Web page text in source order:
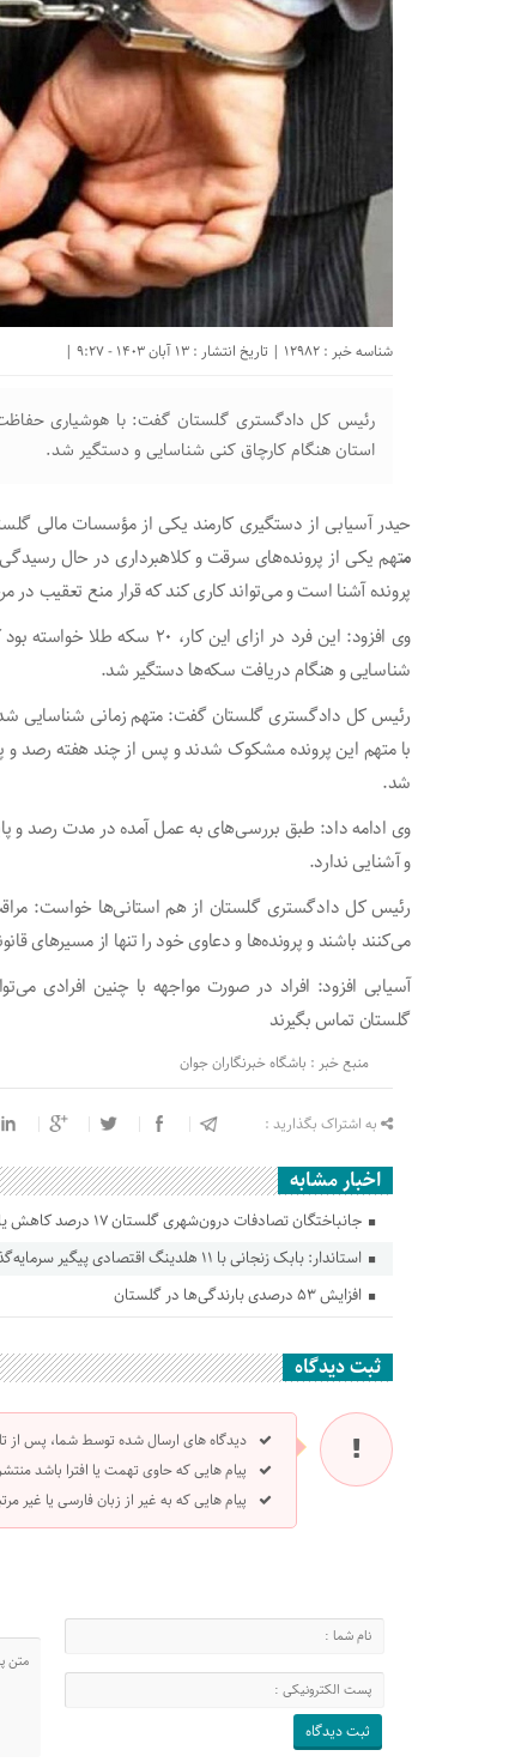
شناسه خبر : 12982 | تاریخ انتشار : 13 آبان 1403 - 9:27 |
رئیس کل دادگستری گلستان گفت: با هوشیاری
استان هنگام کارچاق کنی شناسایی و دستگیر شد.
حیدر آسیابی از دستگیری کارمند یکی از مؤسسات مالی
متهم یکی از پرونده‌های سرقت و کلاهبرداری در حال
پرونده آشنا است و می‌تواند کاری کند که قرار منع تعقیب در
وی افزود: این فرد در ازای
شناسایی و هنگام دریافت سکه‌ها دستگیر شد.
رئیس کل دادگستری گلستان گفت: متهم زمانی شناسایی
با متهم این پرونده مشکوک شدند و پس از چند هفته رصد و
شد.
وی ادامه داد: طبق بررسی‌های به عمل آمده در مدت رصد و
و آشنایی ندارد.
رئیس کل دادگستری گلستان از هم استانی‌ها خواست:
می‌کنند باشند و پرونده‌ها و دعاوی خود را تنها از مسیرهای
آسیابی افزود: افراد در صورت مواجهه با چنین افرادی
گلستان تماس بگیرند
منبع خبر : باشگاه خبرنگاران جوان
به اشتراک بگذارید :
اخبار مشابه
جانباختگان تصادفات درون‌شهری گلستان ۱۷ درصد کاهش یافت
استاندار: بابک زنجانی با ۱۱ هلدینگ اقتصادی پیگیر سرمایه‌گذاری در گلستان است
افزایش ۵۳ درصدی بارندگی‌ها در گلستان
ثبت دیدگاه
دیدگاه های ارسال شده توسط شما، پس
پیام هایی که حاوی تهمت یا افترا باشد
پیام هایی که به غیر از زبان فارسی یا غیر